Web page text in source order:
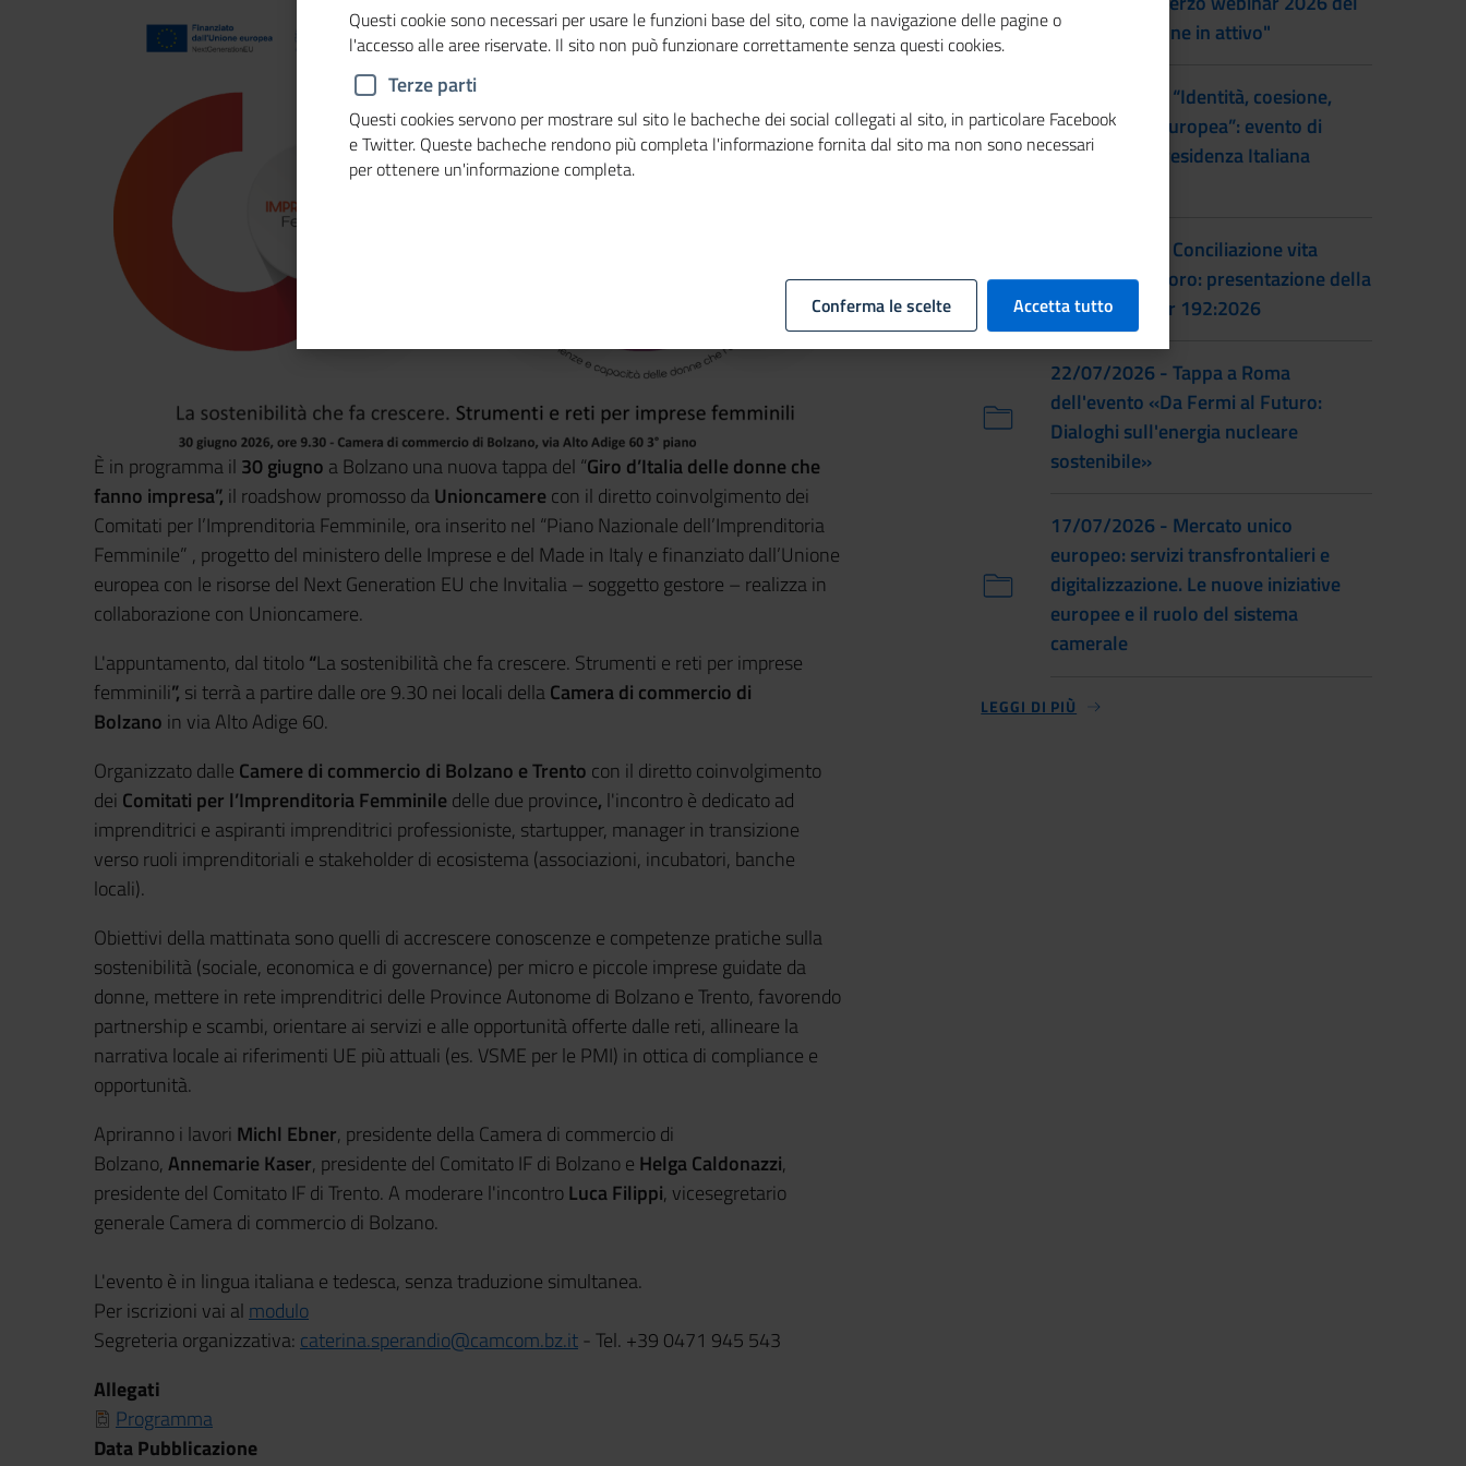
È in programma il 30 giugno a Bolzano una nuova tappa del “Giro d’Italia delle donne che
fanno impresa”, il roadshow promosso daUnioncamerecon il diretto coinvolgimento dei
Comitati per l’Imprenditoria Femminile, ora inserito nel “Piano Nazionale dell’Imprenditoria
Femminile” , progetto del ministero delle Imprese e del Made in Italy e finanziato dall’Unione
europea con le risorse del Next Generation EU che Invitalia – soggetto gestore – realizza in
collaborazione con Unioncamere.
L'appuntamento, dal titolo“La sostenibilità che fa crescere. Strumenti e reti per imprese
femminili”, si terrà a partire dalle ore 9.30 nei locali dellaCamera di commercio di
Bolzano in via Alto Adige 60.
Organizzato dalle Camere di commercio di Bolzano e Trento con il diretto coinvolgimento
dei Comitati per l’Imprenditoria Femminiledelle due province, l'incontro è dedicato ad
imprenditrici e aspiranti imprenditrici professioniste, startupper, manager in transizione
verso ruoli imprenditoriali e stakeholder di ecosistema (associazioni, incubatori, banche
locali).
Obiettivi della mattinata sono quelli di accrescere conoscenze e competenze pratiche sulla
sostenibilità (sociale, economica e di governance) per micro e piccole imprese guidate da
donne, mettere in rete imprenditrici delle Province Autonome di Bolzano e Trento, favorendo
partnership e scambi, orientare ai servizi e alle opportunità offerte dalle reti, allineare la
narrativa locale ai riferimenti UE più attuali (es. VSME per le PMI) in ottica di compliance e
opportunità.
Apriranno i lavori Michl Ebner, presidente della Camera di commercio di
Bolzano,Annemarie Kaser, presidente del Comitato IF di Bolzano e Helga Caldonazzi,
presidente del Comitato IF di Trento. A moderare l'incontroLuca Filippi, vicesegretario
generale Camera di commercio di Bolzano.
L'evento è in lingua italiana e tedesca, senza traduzione simultanea.
Per iscrizioni vai al modulo
Segreteria organizzativa: caterina.sperandio@camcom.bz.it - Tel. +39 0471 945 543
Allegati
Programma
Data Pubblicazione
progetto "Donne in attivo"
28/07/2026 - “Identità, coesione,
integrazione europea”: evento di
lancio della Presidenza Italiana
22/07/2026 - Conciliazione vita
familiare e lavoro: presentazione della
prassi UNI/Pdr 192:2026
22/07/2026 - Tappa a Roma
dell'evento «Da Fermi al Futuro:
Dialoghi sull'energia nucleare
sostenibile»
17/07/2026 - Mercato unico
europeo: servizi transfrontalieri e
digitalizzazione. Le nuove iniziative
europee e il ruolo del sistema
camerale
LEGGI DI PIÙ
Questi cookie sono necessari per usare le funzioni base del sito, come la navigazione delle pagine o
l'accesso alle aree riservate. Il sito non può funzionare correttamente senza questi cookies.
Terze parti
Questi cookies servono per mostrare sul sito le bacheche dei social collegati al sito, in particolare Facebook
e Twitter. Queste bacheche rendono più completa l'informazione fornita dal sito ma non sono necessari
per ottenere un'informazione completa.
Conferma le scelte Accetta tutto